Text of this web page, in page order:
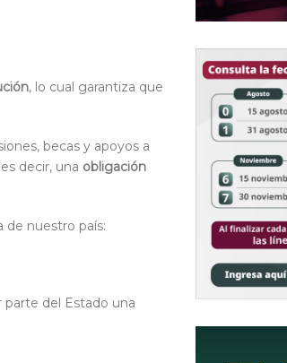
, lo cual garantiza que
becas y apoyos a
decir, una obligación
de nuestro país:
parte del Estado una